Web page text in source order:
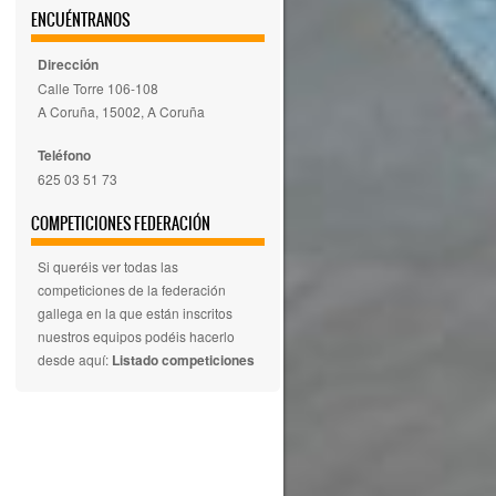
ENCUÉNTRANOS
Dirección
Calle Torre 106-108
A Coruña, 15002, A Coruña
Teléfono
625 03 51 73
COMPETICIONES FEDERACIÓN
Si queréis ver todas las
competiciones de la federación
gallega en la que están inscritos
nuestros equipos podéis hacerlo
desde aquí: Listado competiciones